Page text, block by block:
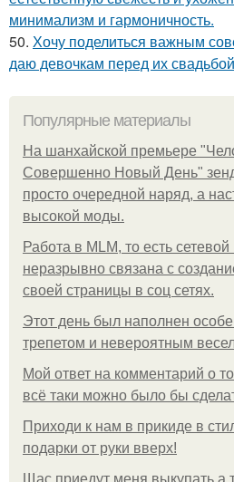
минимализм и гармоничность.
50. Хочу поделиться важным
даю девочкам перед их
Популярные материалы
На шанхайской премьере
Совершенно Новый День"
просто очередной наряд, а
высокой моды.
Работа в MLM, то есть
неразрывно связана с
своей страницы в соц сетях.
Этот день был наполнен
трепетом и невероятным
Мой ответ на комментарий о
всё таки можно было бы
Приходи к нам в прикиде в
подарки от руки вверх!